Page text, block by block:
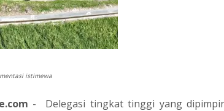
istimewa
- Delegasi tingkat tinggi yang